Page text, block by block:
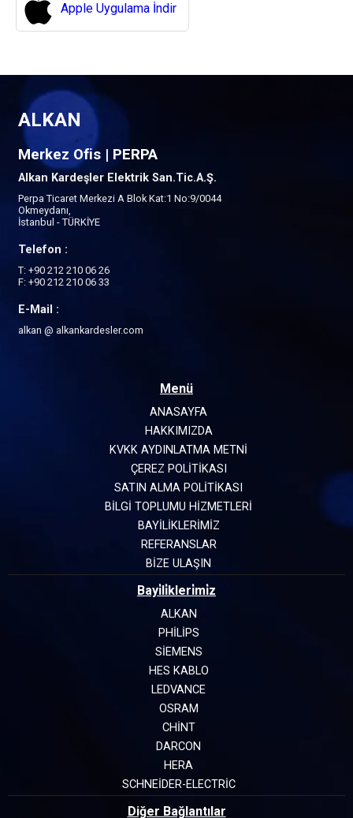
Apple Uygulama İndir
ALKAN
Merkez Ofis | PERPA
Alkan Kardeşler Elektrik San.Tic.A.Ş.
Perpa Ticaret Merkezi A Blok Kat:1 No:9/0044
Okmeydanı,
İstanbul - TÜRKİYE
Telefon :
T: +90 212 210 06 26
F: +90 212 210 06 33
E-Mail :
alkan @ alkankardesler.com
Menü
ANASAYFA
HAKKIMIZDA
KVKK AYDINLATMA METNİ
ÇEREZ POLİTİKASI
SATIN ALMA POLİTİKASI
BİLGİ TOPLUMU HİZMETLERİ
BAYİLİKLERİMİZ
REFERANSLAR
BİZE ULAŞIN
Bayi̇li̇kleri̇mi̇z
ALKAN
PHILIPS
SIEMENS
HES KABLO
LEDVANCE
OSRAM
CHINT
DARCON
HERA
SCHNEIDER-ELECTRIC
Diğer Bağlantılar